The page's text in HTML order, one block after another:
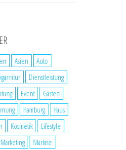
Asien
Auto
Dienstleistung
Event
Garten
Hamburg
Haus
Kosmetik
Lifestyle
Marketing Markise